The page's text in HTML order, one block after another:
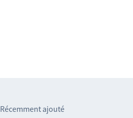
Récemment ajouté